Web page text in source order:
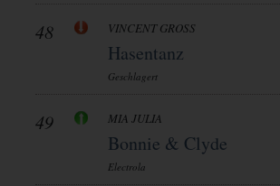
48 VINCENT GROSS
Hasentanz
Geschlagert
49 MIA JULIA
Bonnie & Clyde
Electrola